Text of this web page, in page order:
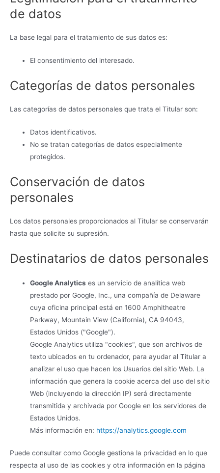
de datos
La base legal para el tratamiento de sus datos es:
El consentimiento del interesado.
Categorías de datos personales
Las categorías de datos personales que trata el Titular son:
Datos identificativos.
No se tratan categorías de datos especialmente
protegidos.
Conservación de datos
personales
Los datos personales proporcionados al Titular se conservarán
hasta que solicite su supresión.
Destinatarios de datos personales
Google Analytics es un servicio de analítica web
prestado por Google, Inc., una compañía de Delaware
cuya oficina principal está en 1600 Amphitheatre
Parkway, Mountain View (California), CA 94043,
Estados Unidos ("Google").
Google Analytics utiliza "cookies", que son archivos de
texto ubicados en tu ordenador, para ayudar al Titular a
analizar el uso que hacen los Usuarios del sitio Web. La
información que genera la cookie acerca del uso del sitio
Web (incluyendo la dirección IP) será directamente
transmitida y archivada por Google en los servidores de
Estados Unidos.
Más información en: https://analytics.google.com
Puede consultar como Google gestiona la privacidad en lo que
respecta al uso de las cookies y otra información en la página